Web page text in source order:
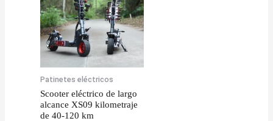
Patinetes eléctricos
Scooter eléctrico de largo
alcance XS09 kilometraje
de 40-120 km